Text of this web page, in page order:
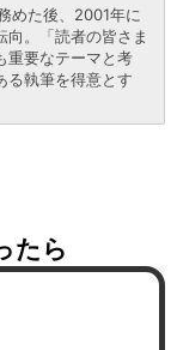
めた後、2001年に
向。「読者の皆さま
重要なテーマと考
る執筆を得意とす
たら